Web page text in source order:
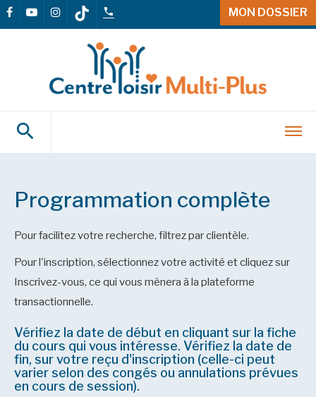
MON DOSSIER
Programmation complète
Pour facilitez votre recherche, filtrez par clientèle.
Pour l'inscription, sélectionnez votre activité et cliquez sur
Inscrivez-vous, ce qui vous mènera à la plateforme
transactionnelle.
Vérifiez la date de début en cliquant sur la fiche
du cours qui vous intéresse. Vérifiez la date de
fin, sur votre reçu d'inscription (celle-ci peut
varier selon des congés ou annulations prévues
en cours de session).